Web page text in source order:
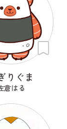
りぐま
倉はる